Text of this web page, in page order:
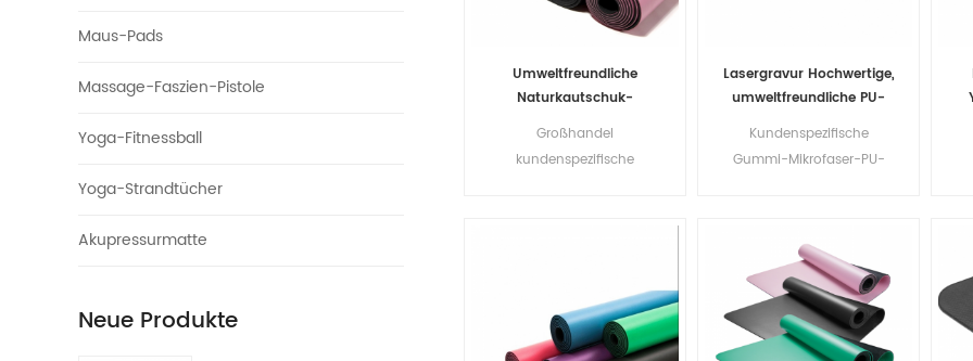
Maus-Pads
Massage-Faszien-Pistole
Yoga-Fitnessball
Yoga-Strandtücher
Akupressurmatte
Neue Produkte
Umweltfreundliche
Naturkautschuk-
Großhandel
kundenspezifische
Lasergravur Hochwertige,
umweltfreundliche PU-
Kundenspezifische
Gummi-Mikrofaser-PU-